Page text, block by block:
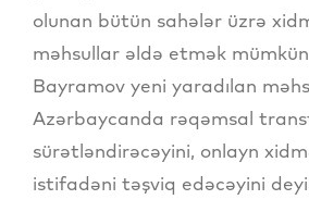
olunan bütün sahələr üzrə
məhsullar əldə etmək
Bayramov yeni yaradılan
Azərbaycanda rəqəmsal
sürətləndirəcəyini, onlayn
istifadəni təşviq edəcəyini